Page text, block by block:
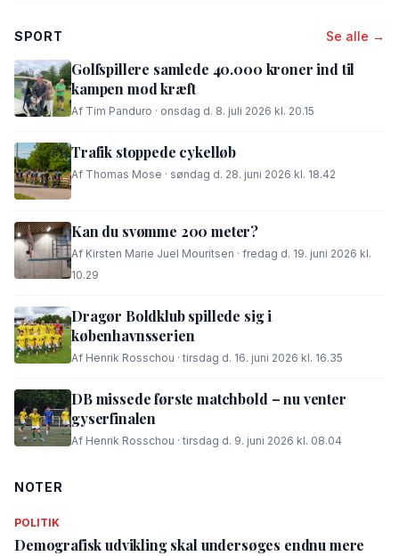
SPORT Se alle →
Golfspillere samlede 40.000 kroner ind til
kampen mod kræft
Af Tim Panduro · onsdag d. 8. juli 2026 kl. 20.15
Trafik stoppede cykelløb
Af Thomas Mose · søndag d. 28. juni 2026 kl. 18.42
Kan du svømme 200 meter?
Af Kirsten Marie Juel Mouritsen · fredag d. 19. juni 2026 kl.
10.29
Dragør Boldklub spillede sig i
københavnsserien
Af Henrik Rosschou · tirsdag d. 16. juni 2026 kl. 16.35
DB missede første matchbold – nu venter
gyserfinalen
Af Henrik Rosschou · tirsdag d. 9. juni 2026 kl. 08.04
NOTER
POLITIK
Demografisk udvikling skal undersøges endnu mere